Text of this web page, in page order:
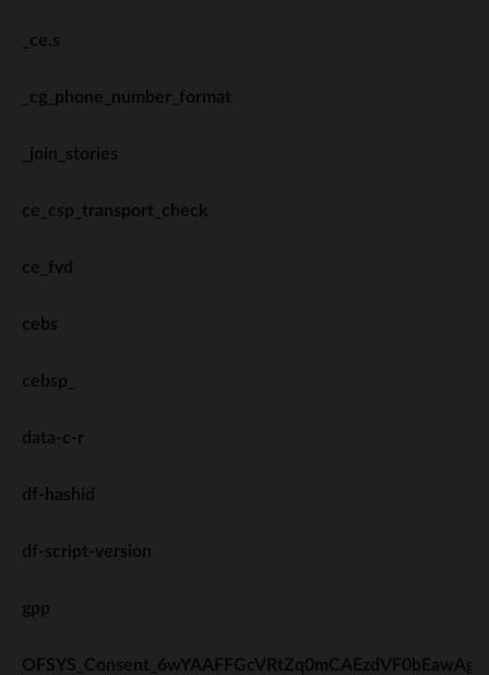
_ce.s
_cg_phone_number_format
_join_stories
ce_csp_transport_check
ce_fvd
cebs
cebsp_
data-c-r
df-hashid
df-script-version
gpp